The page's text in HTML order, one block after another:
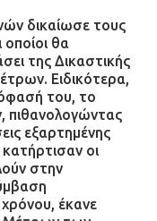
δικαίωσε τους
θα
της Δικαστικής
Ειδικότερα,
του, το
πιθανολογώντας
εξαρτημένης
οι
στην
έκανε